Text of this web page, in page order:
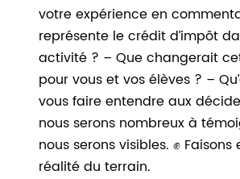
votre expérience en
représente le crédit d’impôt
activité ? – Que changerait
pour vous et vos élèves ? –
vous faire entendre aux
nous serons nombreux à
nous serons visibles. ✊
réalité du terrain.